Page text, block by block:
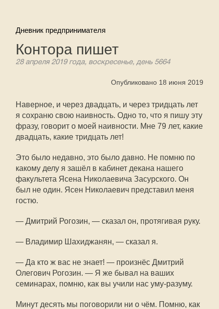
Дневник предпринимателя
Контора пишет
28 апреля 2019 года, воскресенье, день 5664
Опубликовано 18 июня 2019
Наверное, и через двадцать, и через тридцать лет
я сохраню свою наивность. Одно то, что я пишу эту
фразу, говорит о моей наивности. Мне 79 лет, какие
двадцать, какие тридцать лет!
Это было недавно, это было давно. Не помню по
какому делу я зашёл в кабинет декана нашего
факультета Ясена Николаевича Засурского. Он
был не один. Ясен Николаевич представил меня
гостю.
— Дмитрий Рогозин, — сказал он, протягивая руку.
— Владимир Шахиджанян, — сказал я.
— Да кто ж вас не знает! — произнёс Дмитрий
Олегович Рогозин. — Я же бывал на ваших
семинарах, помню, как вы учили нас уму-разуму.
Минут десять мы поговорили ни о чём. Помню, как